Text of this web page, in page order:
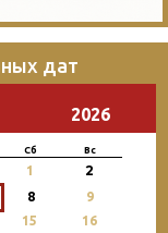
дат
2026
Сб Вс
1 2
8
9
15
16